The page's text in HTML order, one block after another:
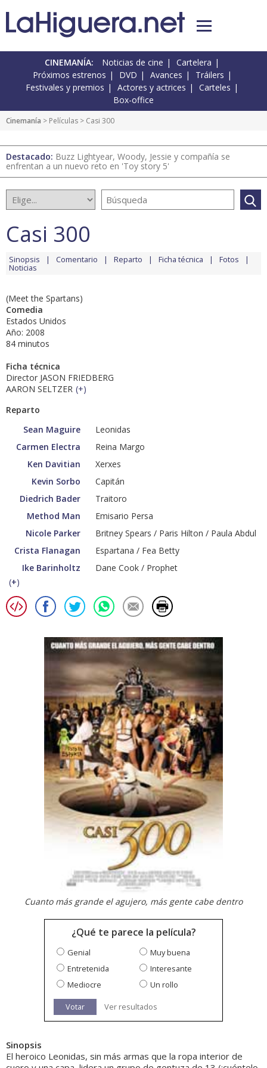
CINEMANÍA: Noticias de cine
Cartelera
Próximos estrenos
DVD Avances
Tráilers
Festivales y premios
Actores y actrices
Carteles
Box-office
Cinemanía > Películas > Casi 300
Destacado: Buzz Lightyear, Woody, Jessie y compañía se
enfrentan a un nuevo reto en 'Toy story 5'
Casi 300
Sinopsis Comentario Reparto Ficha técnica Fotos
Noticias
(Meet the Spartans)
Comedia
Estados Unidos
Año: 2008
84 minutos
Ficha técnica
Director JASON FRIEDBERG
AARON SELTZER (+)
Reparto
Sean Maguire
Leonidas
Carmen Electra
Reina Margo
Ken Davitian
Xerxes
Kevin Sorbo
Capitán
Diedrich Bader
Traitoro
Method Man
Emisario Persa
Nicole Parker
Britney Spears / Paris Hilton / Paula Abdul
Crista Flanagan
Espartana / Fea Betty
Ike Barinholtz
Dane Cook / Prophet
(+)
Cuanto más grande el agujero, más gente cabe dentro
¿Qué te parece la película?
Genial
Muy buena
Entretenida
Interesante
Mediocre
Un rollo
Votar Ver resultados
Sinopsis
El heroico Leonidas, sin más armas que la ropa interior de